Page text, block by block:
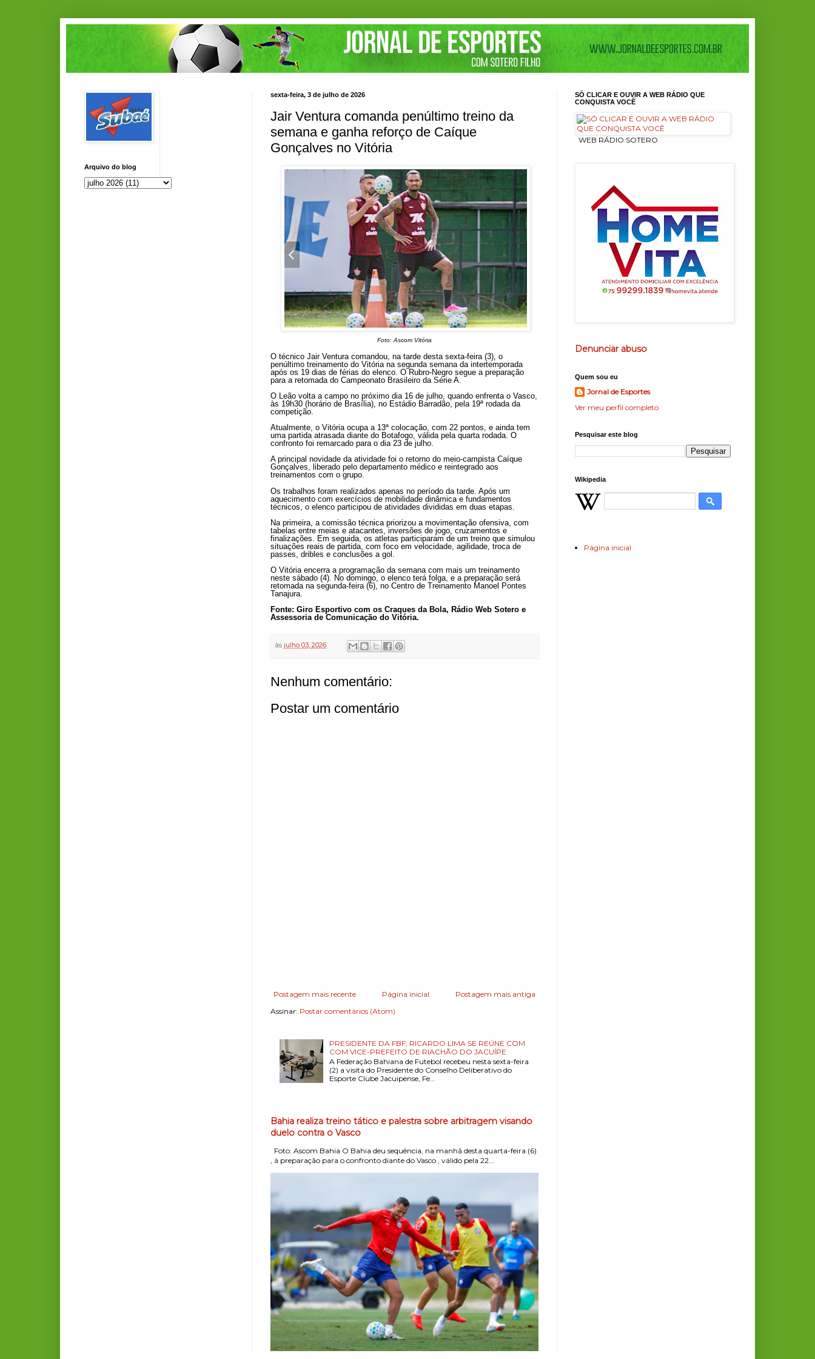
sexta-feira, 3 de julho de 2026
Jair Ventura comanda penúltimo treino da
semana e ganha reforço de Caíque
Gonçalves no Vitória
Foto: Ascom Vitória
O técnico Jair Ventura comandou, na tarde desta sexta-feira (3), o
penúltimo treinamento do Vitória na segunda semana da intertemporada
após os 19 dias de férias do elenco. O Rubro-Negro segue a preparação
para a retomada do Campeonato Brasileiro da Série A.
O Leão volta a campo no próximo dia 16 de julho, quando enfrenta o Vasco,
às 19h30 (horário de Brasília), no Estádio Barradão, pela 19ª rodada da
competição.
Atualmente, o Vitória ocupa a 13ª colocação, com 22 pontos, e ainda tem
uma partida atrasada diante do Botafogo, válida pela quarta rodada. O
confronto foi remarcado para o dia 23 de julho.
A principal novidade da atividade foi o retorno do meio-campista Caíque
Gonçalves, liberado pelo departamento médico e reintegrado aos
treinamentos com o grupo.
Os trabalhos foram realizados apenas no período da tarde. Após um
aquecimento com exercícios de mobilidade dinâmica e fundamentos
técnicos, o elenco participou de atividades divididas em duas etapas.
Na primeira, a comissão técnica priorizou a movimentação ofensiva, com
tabelas entre meias e atacantes, inversões de jogo, cruzamentos e
finalizações. Em seguida, os atletas participaram de um treino que simulou
situações reais de partida, com foco em velocidade, agilidade, troca de
passes, dribles e conclusões a gol.
O Vitória encerra a programação da semana com mais um treinamento
neste sábado (4). No domingo, o elenco terá folga, e a preparação será
retomada na segunda-feira (6), no Centro de Treinamento Manoel Pontes
Tanajura.
Fonte: Giro Esportivo com os Craques da Bola, Rádio Web Sotero e
Assessoria de Comunicação do Vitória.
às julho 03, 2026
Nenhum comentário:
Postar um comentário
Postagem mais recente Postagem mais antiga
Página inicial
Assinar: Postar comentários (Atom)
PRESIDENTE DA FBF; RICARDO LIMA SE REÚNE COM
COM VICE-PREFEITO DE RIACHÃO DO JACUÍPE
A Federação Bahiana de Futebol recebeu nesta sexta-feira
(2) a visita do Presidente do Conselho Deliberativo do
Esporte Clube Jacuipense, Fe...
Bahia realiza treino tático e palestra sobre arbitragem visando
duelo contra o Vasco
Foto: Ascom Bahia O Bahia deu sequência, na manhã desta quarta-feira (6)
, à preparação para o confronto diante do Vasco , válido pela 22...
Arquivo do blog
SÓ CLICAR E OUVIR A WEB RÁDIO QUE
CONQUISTA VOCÊ
ㅤ WEB RÁDIO SOTERO
Denunciar abuso
Quem sou eu
Jornal de Esportes
Ver meu perfil completo
Pesquisar este blog
Wikipedia
Página inicial